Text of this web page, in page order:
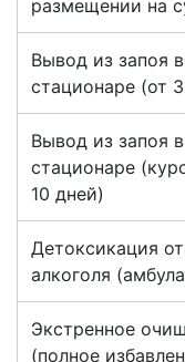
размещении на
Вывод из запоя в
стационаре (от
Вывод из запоя в
стационаре
10 дней)
Детоксикация от
алкоголя
Экстренное
(полное